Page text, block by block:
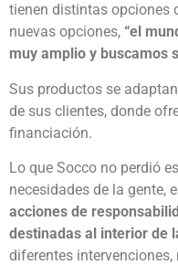
tienen distintas opciones
nuevas opciones, “el
muy amplio y buscamos
Sus productos se
de sus clientes, donde
financiación.
Lo que Socco no perdió
necesidades de la gente,
acciones de
destinadas al interior de
diferentes